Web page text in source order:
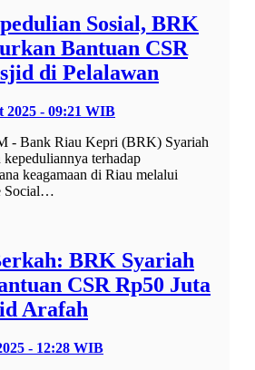
Sosial, BRK
Bantuan CSR
di Pelalawan
2025 - 09:21 WIB
- Bank Riau Kepri (BRK) Syariah
terhadap
keagamaan di Riau melalui
Social…
BRK Syariah
CSR Rp50 Juta
Arafah
- 12:28 WIB